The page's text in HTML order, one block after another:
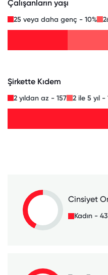
Çalışanların yaşı
25 veya daha genç - 10%
Şirkette Kıdem
2 yıldan az - 157 2 ile 5 yıl -
Cinsiyet
Kadın -